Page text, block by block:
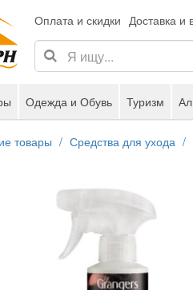
Оплата и скидки Доставка и
Одежда и Обувь Туризм
товары Средства для ухода